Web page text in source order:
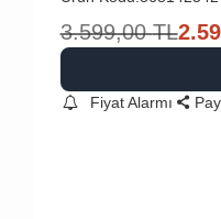
3.599,00 TL
Fiyat Alarmı